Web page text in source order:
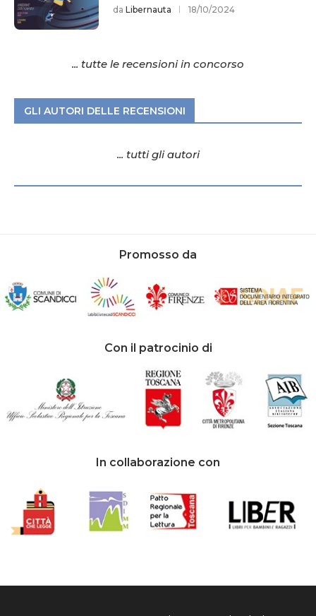
da Libernauta 18/10/2024
... tutte le recensioni in concorso
GLI AUTORI DELLE RECENSIONI
... tutti gli autori
Promosso da
Con il patrocinio di
In collaborazione con